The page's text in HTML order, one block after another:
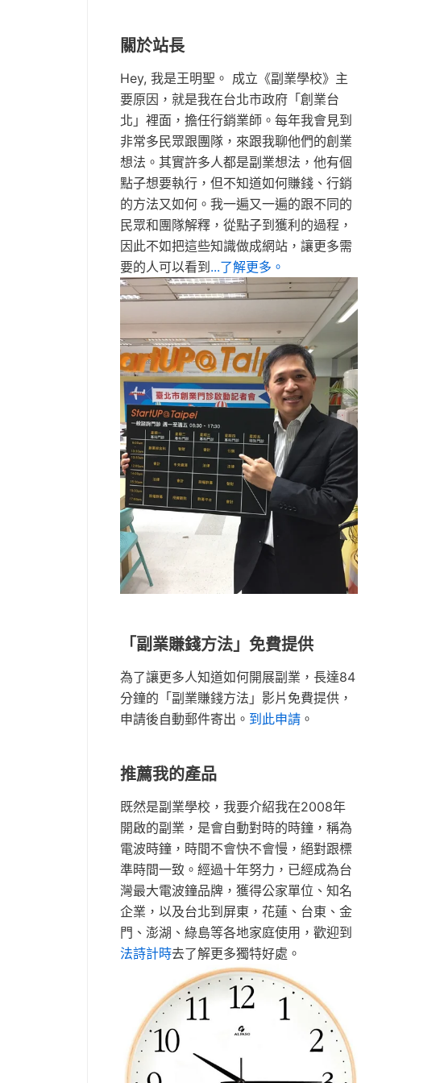
關於站長
Hey, 我是王明聖。 成立《副業學校》主
要原因，就是我在台北市政府「創業台
北」裡面，擔任行銷業師。每年我會見到
非常多民眾跟團隊，來跟我聊他們的創業
想法。其實許多人都是副業想法，他有個
點子想要執行，但不知道如何賺錢、行銷
的方法又如何。我一遍又一遍的跟不同的
民眾和團隊解釋，從點子到獲利的過程，
因此不如把這些知識做成網站，讓更多需
要的人可以看到 ...了解更多。
「副業賺錢方法」免費提供
為了讓更多人知道如何開展副業，長達84
分鐘的「副業賺錢方法」影片免費提供，
申請後自動郵件寄出。 到此申請 。
推薦我的產品
既然是副業學校，我要介紹我在2008年
開啟的副業，是會自動對時的時鐘，稱為
電波時鐘，時間不會快不會慢，絕對跟標
準時間一致。經過十年努力，已經成為台
灣最大電波鐘品牌，獲得公家單位、知名
企業，以及台北到屏東，花蓮、台東、金
門、澎湖、綠島等各地家庭使用，歡迎到
法詩計時去了解更多獨特好處。